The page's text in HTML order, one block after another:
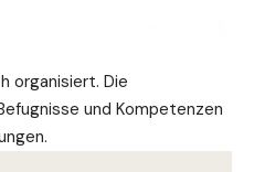
organisiert. Die
und Kompetenzen